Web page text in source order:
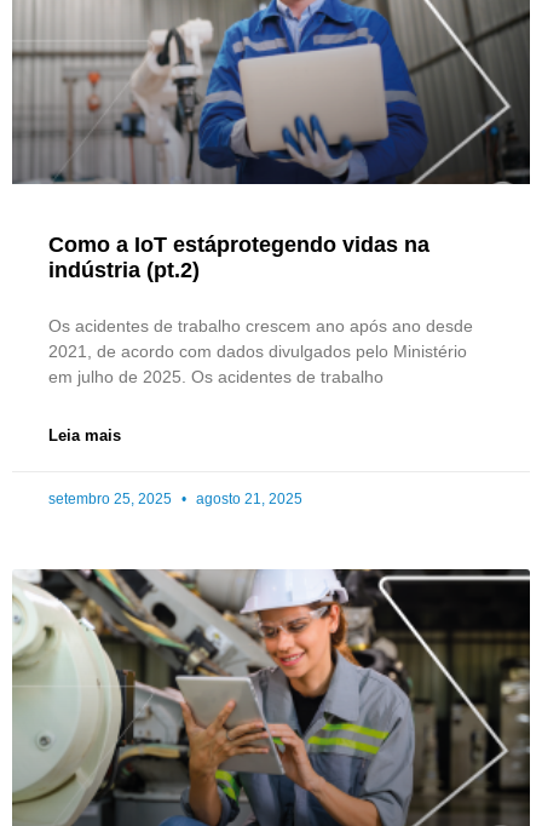
Como a IoT estáprotegendo vidas na
indústria (pt.2)
Os acidentes de trabalho crescem ano após ano desde
2021, de acordo com dados divulgados pelo Ministério
em julho de 2025. Os acidentes de trabalho
Leia mais
setembro 25, 2025 agosto 21, 2025